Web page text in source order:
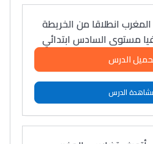
انطلاقا من الخريطة
مستوى السادس ابتدائي
الدرس
الدرس